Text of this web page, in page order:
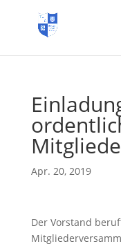
Apr. 20, 2019
Der Vorstand